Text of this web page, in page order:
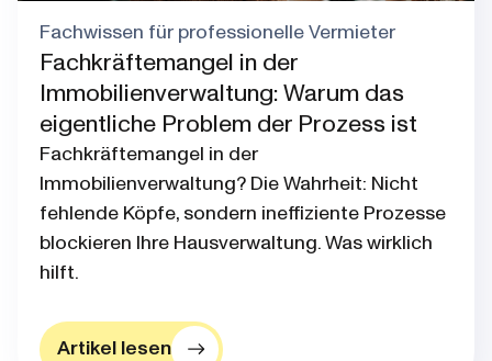
Fachwissen für professionelle Vermieter
Fachkräftemangel in der
Immobilienverwaltung: Warum das
eigentliche Problem der Prozess ist
Fachkräftemangel in der
Immobilienverwaltung? Die Wahrheit: Nicht
fehlende Köpfe, sondern ineffiziente Prozesse
blockieren Ihre Hausverwaltung. Was wirklich
hilft.
Artikel lesen